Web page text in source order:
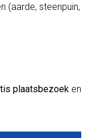
(aarde, steenpuin,
plaatsbezoek en